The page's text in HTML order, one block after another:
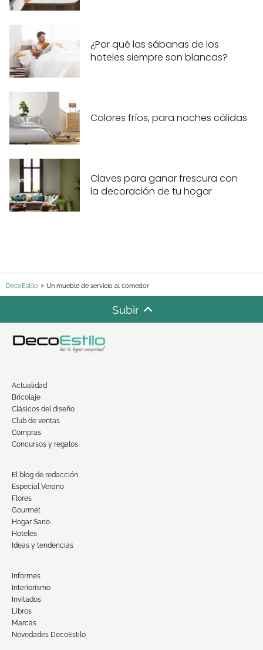
¿Por qué las sábanas de los
hoteles siempre son blancas?
Colores fríos, para noches cálidas
Claves para ganar frescura con
la decoración de tu hogar
DecoEstilo Un mueble de servicio al comedor
Subir
Actualidad
Bricolaje
Clásicos del diseño
Club de ventas
Compras
Concursos y regalos
El blog de redacción
Especial Verano
Flores
Gourmet
Hogar Sano
Hoteles
Ideas y tendencias
Informes
Interiorismo
Invitados
Libros
Marcas
Novedades DecoEstilo